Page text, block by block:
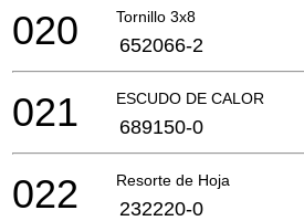
Tornillo 3x8
020 652066-2
ESCUDO DE CALOR
021 689150-0
Resorte de Hoja
022 232220-0